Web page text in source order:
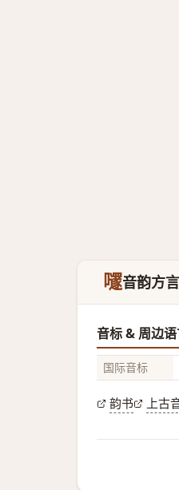
嚺音韵方言
音标 & 周边
国际音标
韵书 上古